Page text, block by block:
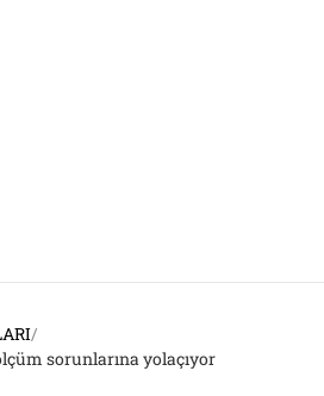
/
sorunlarına yolaçıyor